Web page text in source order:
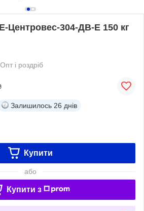
Центровес-304-ДВ-Е 150 кг
Опт і роздріб
Залишилось 26 днів
Купити
або
Купити з